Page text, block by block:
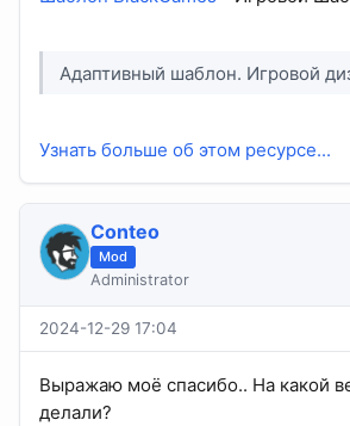
Адаптивный шаблон. Игровой
Узнать больше об этом ресурсе...
Conteo
Mod
Administrator
2024-12-29 17:04
Выражаю моё спасибо.. На какой
делали?